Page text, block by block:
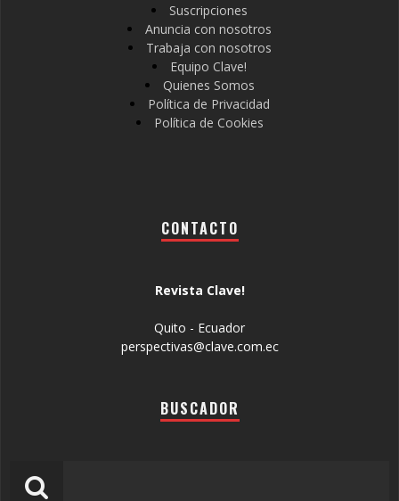
Suscripciones
Anuncia con nosotros
Trabaja con nosotros
Equipo Clave!
Quienes Somos
Política de Privacidad
Política de Cookies
CONTACTO
Revista Clave!
Quito - Ecuador
perspectivas@clave.com.ec
BUSCADOR